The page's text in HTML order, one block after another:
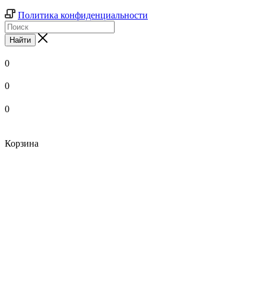
Политика конфиденциальности
Найти
0
0
0
Корзина